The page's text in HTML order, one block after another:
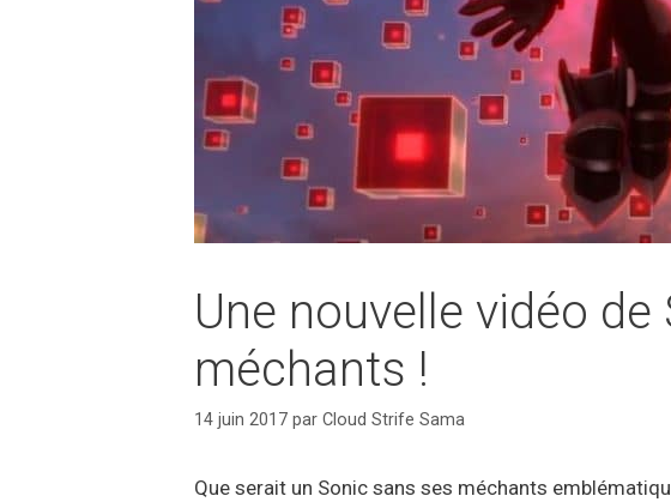
Une nouvelle vidéo
méchants !
14 juin 2017 par Cloud Strife Sama
Que serait un Sonic sans ses méchants